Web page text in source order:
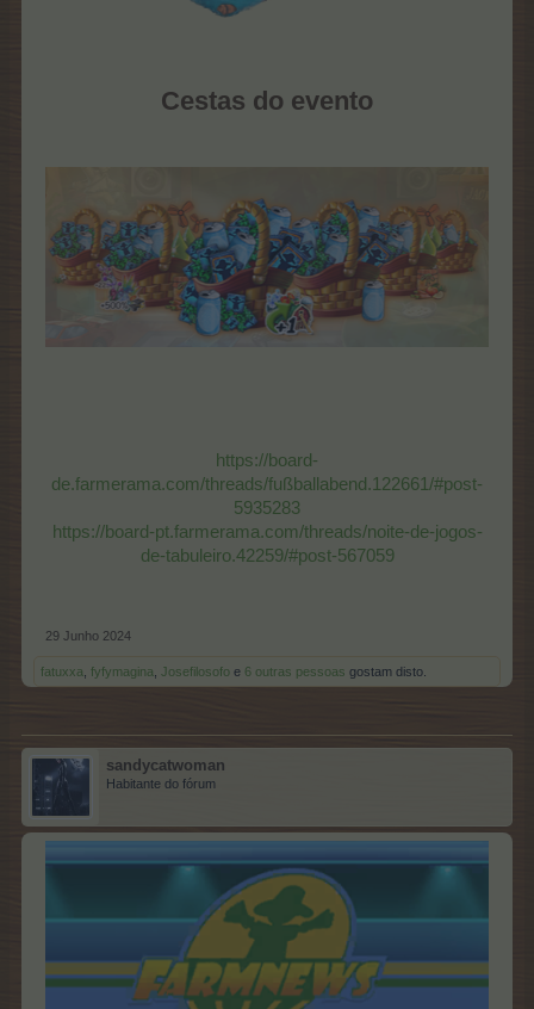
Cestas do evento
https://board-
de.farmerama.com/threads/fußballabend.122661/#post-
5935283
https://board-pt.farmerama.com/threads/noite-de-jogos-
de-tabuleiro.42259/#post-567059
29 Junho 2024
fatuxxa fyfymagina Josefilosofo e 6 outras pessoas gostam disto.
sandycatwoman
Habitante do fórum